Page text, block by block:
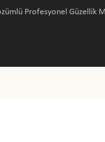
Profesyonel Güzellik